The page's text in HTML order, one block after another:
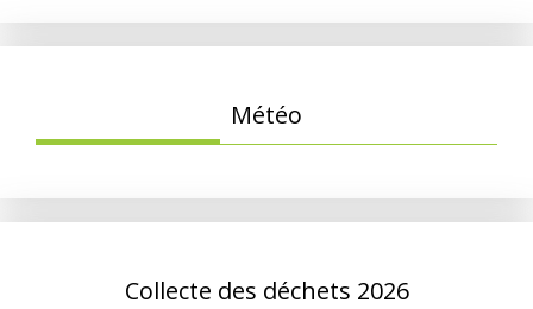
Météo
Collecte des déchets 2026